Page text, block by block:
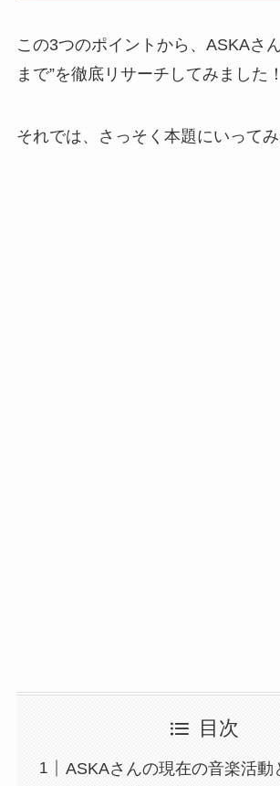
この3つのポイントから、ASKAさ
まで”を徹底リサーチしてみました！
それでは、さっそく本題にいってみ
目次
ASKAさんの現在の音楽活動